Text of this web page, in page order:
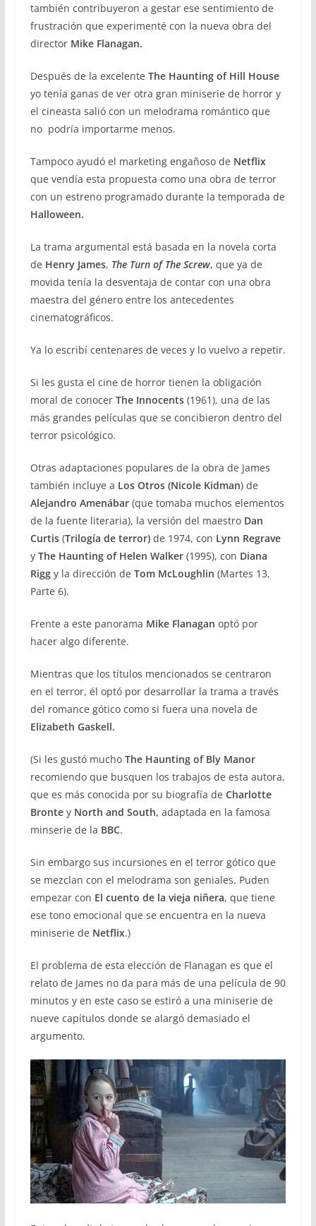
también contribuyeron a gestar ese sentimiento de
frustración que experimenté con la nueva obra del
director Mike Flanagan.
Después de la excelente The Haunting of Hill House
yo tenía ganas de ver otra gran miniserie de horror y
el cineasta salió con un melodrama romántico que
no podría importarme menos.
Tampoco ayudó el marketing engañoso de Netflix
que vendía esta propuesta como una obra de terror
con un estreno programado durante la temporada de
Halloween.
La trama argumental está basada en la novela corta
de Henry James, The Turn of The Screw, que ya de
movida tenía la desventaja de contar con una obra
maestra del género entre los antecedentes
cinematográficos.
Ya lo escribí centenares de veces y lo vuelvo a repetir.
Si les gusta el cine de horror tienen la obligación
moral de conocer The Innocents(1961), una de las
más grandes películas que se concibieron dentro del
terror psicológico.
Otras adaptaciones populares de la obra de James
también incluye a Los Otros (Nicole Kidman) de
Alejandro Amenábar(que tomaba muchos elementos
de la fuente literaria), la versión del maestroDan
Curtis(Trilogía de terror)de 1974, con Lynn Regrave
y The Haunting of Helen Walker(1995), con Diana
Riggy la dirección de Tom McLoughlin (Martes 13,
Parte 6).
Frente a este panorama Mike Flanagan optó por
hacer algo diferente.
Mientras que los títulos mencionados se centraron
en el terror, él optó por desarrollar la trama a través
del romance gótico como si fuera una novela de
Elizabeth Gaskell.
(Si les gustó muchoThe Haunting of Bly Manor
recomiendo que busquen los trabajos de esta autora,
que es más conocida por su biografía de Charlotte
Brontey North and South, adaptada en la famosa
minserie de la BBC.
Sin embargo sus incursiones en el terror gótico que
se mezclan con el melodrama son geniales. Puden
empezar con El cuento de la vieja niñera, que tiene
ese tono emocional que se encuentra en la nueva
miniserie de Netflix.)
El problema de esta elección de Flanagan es que el
relato de James no da para más de una película de 90
minutos y en este caso se estiró a una miniserie de
nueve capítulos donde se alargó demasiado el
argumento.